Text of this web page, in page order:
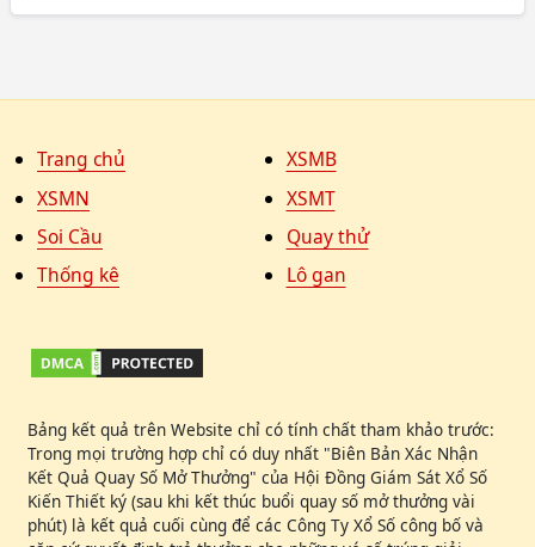
Trang chủ
XSMB
XSMN
XSMT
Soi Cầu
Quay thử
Thống kê
Lô gan
Bảng kết quả trên Website chỉ có tính chất tham khảo trước:
Trong mọi trường hợp chỉ có duy nhất "Biên Bản Xác Nhận
Kết Quả Quay Số Mở Thưởng" của Hội Đồng Giám Sát Xổ Số
Kiến Thiết ký (sau khi kết thúc buổi quay số mở thưởng vài
phút) là kết quả cuối cùng để các Công Ty Xổ Số công bố và